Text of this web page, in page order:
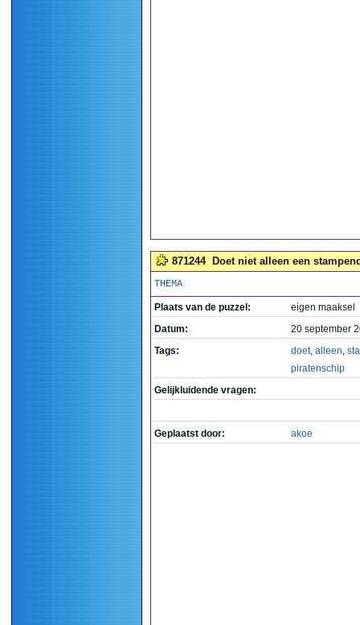
871244 Doet niet alleen een
THEMA
Plaats van de puzzel:
eigen maaksel
Datum:
20 september
Tags:
doet, alleen,
piratenschip
Gelijkluidende vragen:
Geplaatst door: akoe